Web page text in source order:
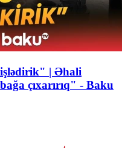
işlədirik" | Əhali
çıxarırıq" - Baku